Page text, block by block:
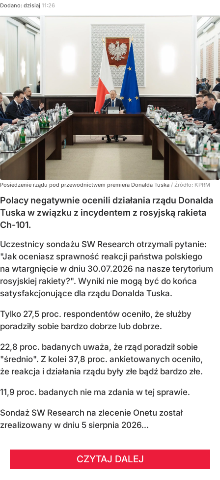
Dodano: dzisiaj 11:26
Posiedzenie rządu pod przewodnictwem premiera Donalda Tuska / Źródło: KPRM
Polacy negatywnie ocenili działania rządu Donalda
Tuska w związku z incydentem z rosyjską rakieta
Ch-101.
Uczestnicy sondażu SW Research otrzymali pytanie:
"Jak oceniasz sprawność reakcji państwa polskiego
na wtargnięcie w dniu 30.07.2026 na nasze terytorium
rosyjskiej rakiety?". Wyniki nie mogą być do końca
satysfakcjonujące dla rządu Donalda Tuska.
Tylko 27,5 proc. respondentów oceniło, że służby
poradziły sobie bardzo dobrze lub dobrze.
22,8 proc. badanych uważa, że rząd poradził sobie
"średnio". Z kolei 37,8 proc. ankietowanych oceniło,
że reakcja i działania rządu były złe bądź bardzo złe.
11,9 proc. badanych nie ma zdania w tej sprawie.
Sondaż SW Research na zlecenie Onetu został
zrealizowany w dniu 5 sierpnia 2026...
CZYTAJ DALEJ